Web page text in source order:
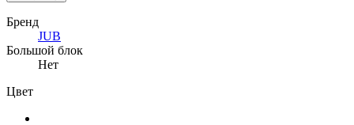
Бренд
JUB
Большой блок
Нет
Цвет